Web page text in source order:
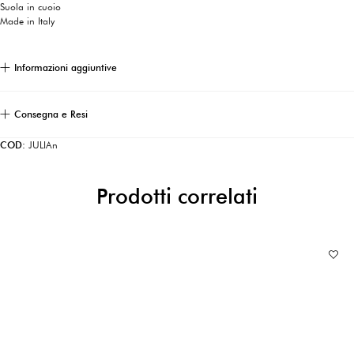
COD: JULIAn
Suola in cuoio
Made in Italy
Informazioni aggiuntive
Consegna e Resi
Prodotti correlati